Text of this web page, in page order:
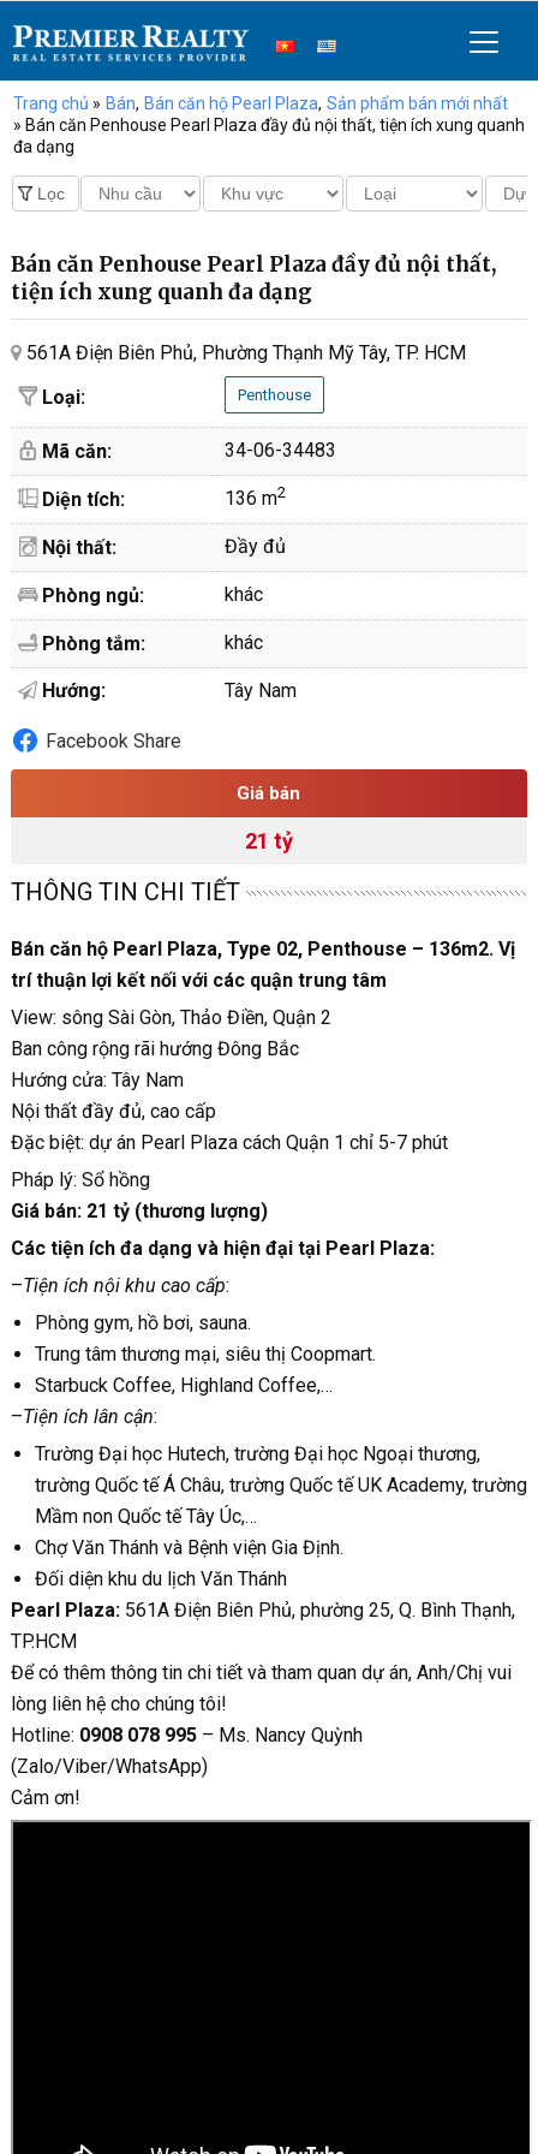
Trang chủ » Bán, Bán căn hộ Pearl Plaza, Sản phẩm bán mới nhất
» Bán căn Penhouse Pearl Plaza đầy đủ nội thất, tiện ích xung quanh
đa dạng
Bán căn Penhouse Pearl Plaza đầy đủ nội thất,
tiện ích xung quanh đa dạng
561A Điện Biên Phủ, Phường Thạnh Mỹ Tây, TP. HCM
Loại:
Penthouse
Mã căn: 34-06-34483
Diện tích: 136 m2
Nội thất: Đầy đủ
Phòng ngủ: khác
Phòng tắm: khác
Hướng: Tây Nam
Facebook Share
Giá bán
21 tỷ
THÔNG TIN CHI TIẾT
Bán căn hộ Pearl Plaza, Type 02, Penthouse – 136m2. Vị
trí thuận lợi kết nối với các quận trung tâm
View: sông Sài Gòn, Thảo Điền, Quận 2
Ban công rộng rãi hướng Đông Bắc
Hướng cửa: Tây Nam
Nội thất đầy đủ, cao cấp
Đặc biệt: dự án Pearl Plaza cách Quận 1 chỉ 5-7 phút
Pháp lý: Sổ hồng
Giá bán: 21 tỷ (thương lượng)
Các tiện ích đa dạng và hiện đại tại Pearl Plaza:
–Tiện ích nội khu cao cấp:
Phòng gym, hồ bơi, sauna.
Trung tâm thương mại, siêu thị Coopmart.
Starbuck Coffee, Highland Coffee,…
–Tiện ích lân cận:
Trường Đại học Hutech, trường Đại học Ngoại thương,
trường Quốc tế Á Châu, trường Quốc tế UK Academy, trường
Mầm non Quốc tế Tây Úc,…
Chợ Văn Thánh và Bệnh viện Gia Định.
Đối diện khu du lịch Văn Thánh
Pearl Plaza: 561A Điện Biên Phủ, phường 25, Q. Bình Thạnh,
TP.HCM
Để có thêm thông tin chi tiết và tham quan dự án, Anh/Chị vui
lòng liên hệ cho chúng tôi!
Hotline: 0908 078 995– Ms. Nancy Quỳnh
(Zalo/Viber/WhatsApp)
Cảm ơn!